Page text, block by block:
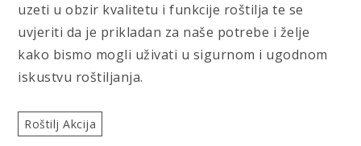
uzeti u obzir kvalitetu i funkcije roštilja te se
uvjeriti da je prikladan za naše potrebe i želje
kako bismo mogli uživati u sigurnom i ugodnom
iskustvu roštiljanja.
Roštilj Akcija